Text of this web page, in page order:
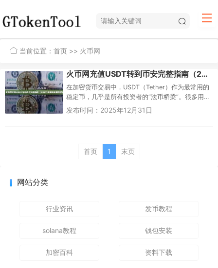
当前位置： 首页 >> 火币网
火币网充值USDT转到币安完整指南（2025年最新实用教程）
在加密货币交易中，USDT（Tether）作为最常用的
稳定币，几乎是所有投资者的“法币桥梁”。很多用户
会在火币网（现更名为HTX）通过法币渠道购买或充
发布时间：2025年12月31日
首页 1 末页
网站分类
行业资讯 发币教程
solana教程 钱包安装
加密百科 资料下载